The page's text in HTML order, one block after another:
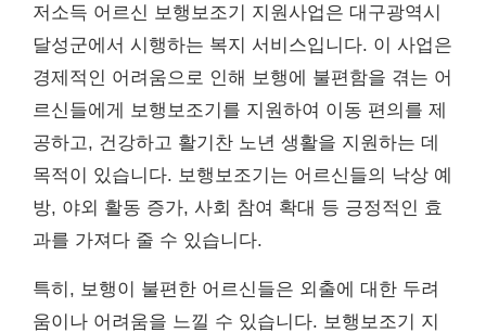
저소득 어르신 보행보조기 지원사업은 대구광역시
달성군에서 시행하는 복지 서비스입니다. 이 사업은
경제적인 어려움으로 인해 보행에 불편함을 겪는 어
르신들에게 보행보조기를 지원하여 이동 편의를 제
공하고, 건강하고 활기찬 노년 생활을 지원하는 데
목적이 있습니다. 보행보조기는 어르신들의 낙상 예
방, 야외 활동 증가, 사회 참여 확대 등 긍정적인 효
과를 가져다 줄 수 있습니다.
특히, 보행이 불편한 어르신들은 외출에 대한 두려
움이나 어려움을 느낄 수 있습니다. 보행보조기 지